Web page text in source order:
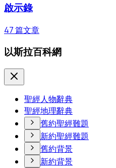
啟示錄
47篇文章
以斯拉百科網
聖經人物辭典
聖經地理辭典
舊約聖經難題
新約聖經難題
舊約背景
新約背景